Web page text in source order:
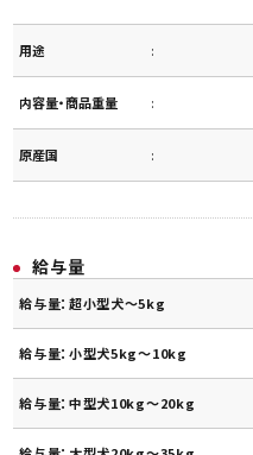
用途
内容量・商品重量
原産国
給与量
給与量：超小型犬～5kg
給与量：小型犬5kg～10kg
給与量：中型犬10kg～20kg